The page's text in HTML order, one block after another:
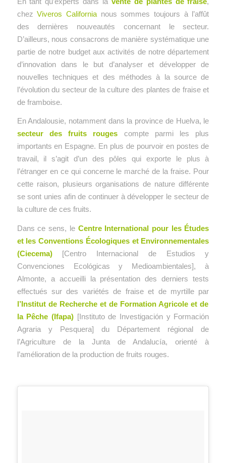
chezViveros Californianous sommes toujours à l’affût
des dernières nouveautés concernant le secteur.
D’ailleurs, nous consacrons de manière systématique une
partie de notre budget aux activités de notre département
d’innovation dans le but d’analyser et développer de
nouvelles techniques et des méthodes à la source de
l’évolution du secteur de la culture des plantes de fraise et
de framboise.
En Andalousie, notamment dans la province de Huelva, le
secteur des fruits rouges compte parmi les plus
importants en Espagne. En plus de pourvoir en postes de
travail, il s’agit d’un des pôles qui exporte le plus à
l’étranger en ce qui concerne le marché de la fraise. Pour
cette raison, plusieurs organisations de nature différente
se sont unies afin de continuer à développer le secteur de
la culture de ces fruits.
Dans ce sens, le Centre International pour les Études
et les Conventions Écologiques et Environnementales
(Ciecema)[Centro Internacional de Estudios y
Convenciones Ecológicas y Medioambientales], à
Almonte, a accueilli la présentation des derniers tests
effectués sur des variétés de fraise et de myrtille par
l’Institut de Recherche et de Formation Agricole et de
la Pêche (Ifapa)[Instituto de Investigación y Formación
Agraria y Pesquera] du Département régional de
l’Agriculture de la Junta de Andalucía, orienté à
l’amélioration de la production de fruits rouges.